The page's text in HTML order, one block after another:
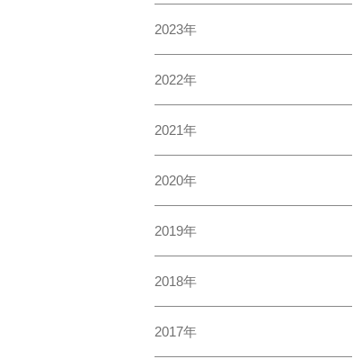
2023年
2022年
2021年
2020年
2019年
2018年
2017年